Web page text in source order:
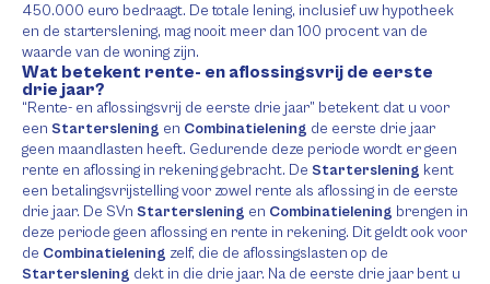
450.000 euro bedraagt. De totale lening, inclusief uw hypotheek
en de starterslening, mag nooit meer dan 100 procent van de
waarde van de woning zijn.
Wat betekent rente- en aflossingsvrij de eerste
drie jaar?
“Rente- en aflossingsvrij de eerste drie jaar” betekent dat u voor
een Starterslening en Combinatielening de eerste drie jaar
geen maandlasten heeft. Gedurende deze periode wordt er geen
rente en aflossing in rekening gebracht. De Starterslening kent
een betalingsvrijstelling voor zowel rente als aflossing in de eerste
drie jaar. De SVn Starterslening en Combinatielening brengen in
deze periode geen aflossing en rente in rekening. Dit geldt ook voor
de Combinatielening zelf, die de aflossingslasten op de
Starterslening dekt in die drie jaar. Na de eerste drie jaar bent u